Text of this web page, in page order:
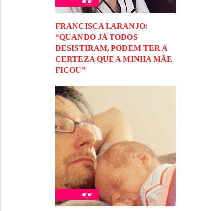
FRANCISCA LARANJO:
“QUANDO JÁ TODOS
DESISTIRAM, PODEM TER A
CERTEZA QUE A MINHA MÃE
FICOU”